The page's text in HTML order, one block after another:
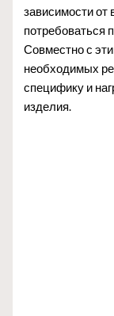
зависимости
потребоваться
Совместно с
необходимых
специфику и
изделия.